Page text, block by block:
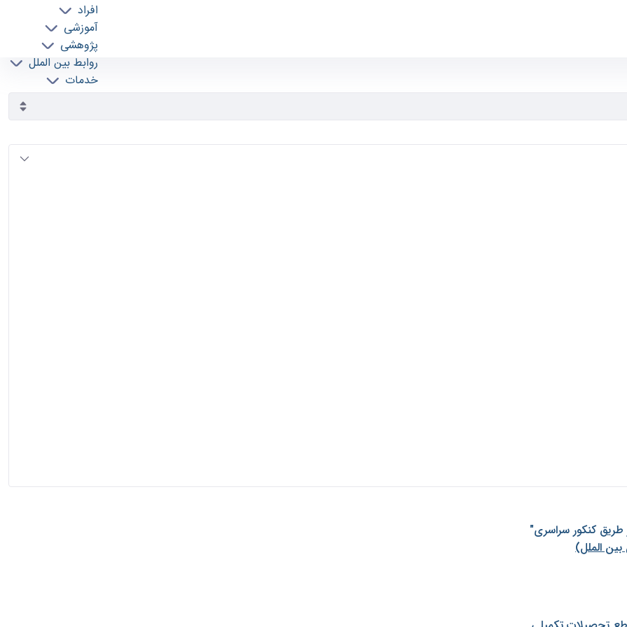
افراد
آموزشی
پژوهشی
روابط بین الملل
خدمات
طريق كنكور سراسری"
الملل)